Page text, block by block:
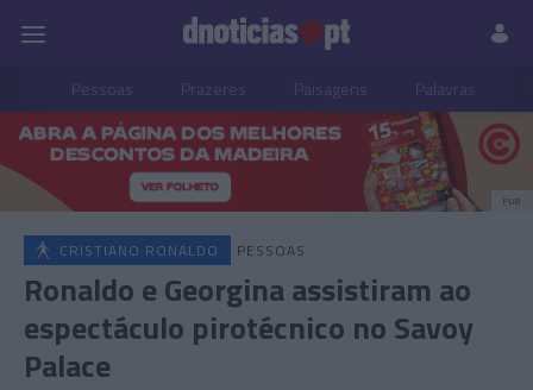
Pessoas Prazeres Paisagens Palavras
PUB
CRISTIANO RONALDO PESSOAS
Ronaldo e Georgina assistiram ao
espectáculo pirotécnico no Savoy
Palace